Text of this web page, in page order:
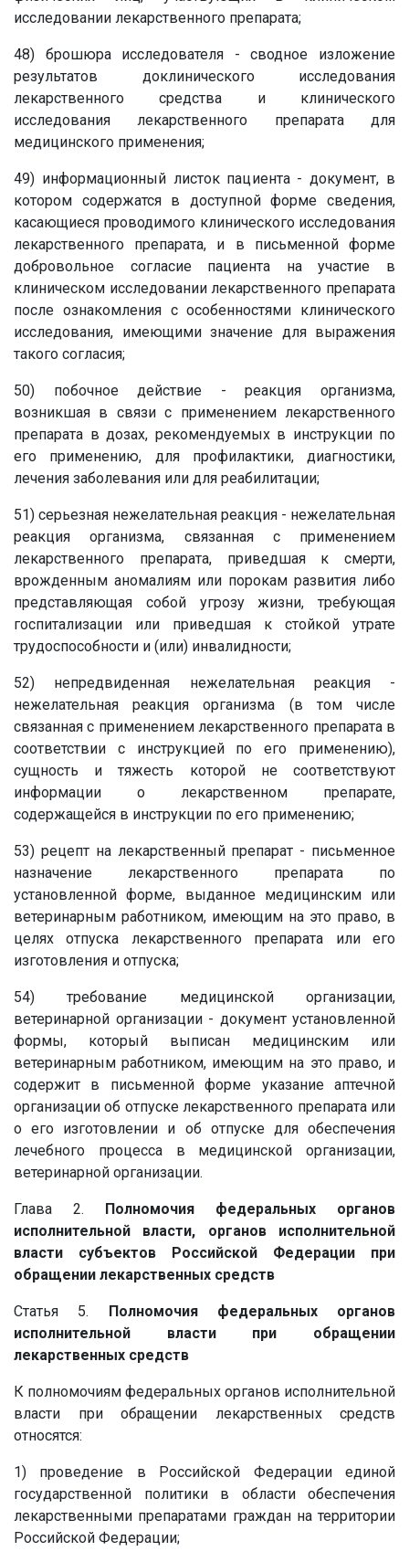
исследовании лекарственного препарата;
48) брошюра исследователя - сводное изложение
результатов доклинического исследования
лекарственного средства и клинического
исследования лекарственного препарата для
медицинского применения;
49) информационный листок пациента - документ, в
котором содержатся в доступной форме сведения,
касающиеся проводимого клинического исследования
лекарственного препарата, и в письменной форме
добровольное согласие пациента на участие в
клиническом исследовании лекарственного препарата
после ознакомления с особенностями клинического
исследования, имеющими значение для выражения
такого согласия;
50) побочное действие - реакция организма,
возникшая в связи с применением лекарственного
препарата в дозах, рекомендуемых в инструкции по
его применению, для профилактики, диагностики,
лечения заболевания или для реабилитации;
51) серьезная нежелательная реакция - нежелательная
реакция организма, связанная с применением
лекарственного препарата, приведшая к смерти,
врожденным аномалиям или порокам развития либо
представляющая собой угрозу жизни, требующая
госпитализации или приведшая к стойкой утрате
трудоспособности и (или) инвалидности;
52) непредвиденная нежелательная реакция -
нежелательная реакция организма (в том числе
связанная с применением лекарственного препарата в
соответствии с инструкцией по его применению),
сущность и тяжесть которой не соответствуют
информации о лекарственном препарате,
содержащейся в инструкции по его применению;
53) рецепт на лекарственный препарат - письменное
назначение лекарственного препарата по
установленной форме, выданное медицинским или
ветеринарным работником, имеющим на это право, в
целях отпуска лекарственного препарата или его
изготовления и отпуска;
54) требование медицинской организации,
ветеринарной организации - документ установленной
формы, который выписан медицинским или
ветеринарным работником, имеющим на это право, и
содержит в письменной форме указание аптечной
организации об отпуске лекарственного препарата или
о его изготовлении и об отпуске для обеспечения
лечебного процесса в медицинской организации,
ветеринарной организации.
Глава 2. Полномочия федеральных органов
исполнительной власти, органов исполнительной
власти субъектов Российской Федерации при
обращении лекарственных средств
Статья 5. Полномочия федеральных органов
исполнительной власти при обращении
лекарственных средств
К полномочиям федеральных органов исполнительной
власти при обращении лекарственных средств
относятся:
1) проведение в Российской Федерации единой
государственной политики в области обеспечения
лекарственными препаратами граждан на территории
Российской Федерации;